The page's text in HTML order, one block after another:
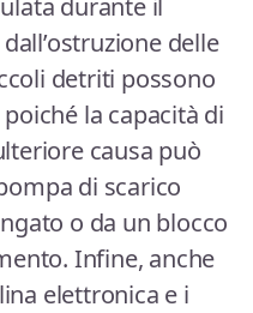
durante il
delle
detriti possono
la capacità di
causa può
di scarico
o da un blocco
Infine, anche
elettronica e i